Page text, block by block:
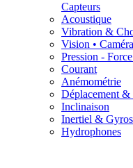
Capteurs
Acoustique
Vibration &
Vision •
Pression -
Courant
Anémométrie
Déplacement &
Inclinaison
Inertiel &
Hydrophones